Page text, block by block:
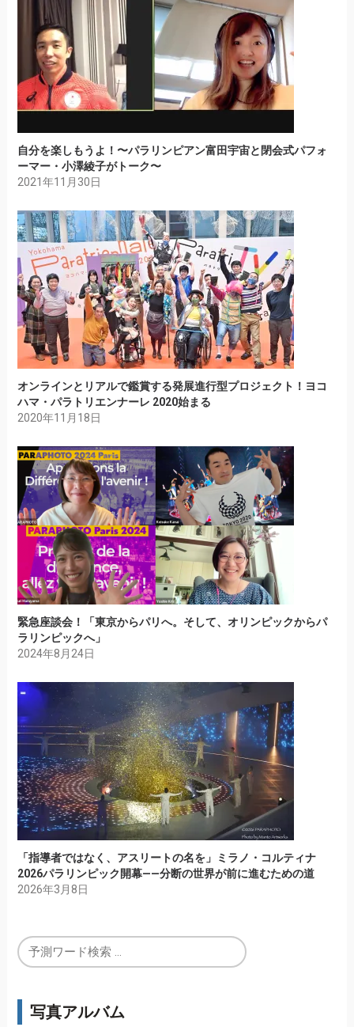
自分を楽しもうよ！〜パラリンピアン富田宇宙と閉会式パフォ
ーマー・小澤綾子がトーク〜
2021年11月30日
オンラインとリアルで鑑賞する発展進行型プロジェクト！ヨコ
ハマ・パラトリエンナーレ 2020始まる
2020年11月18日
緊急座談会！「東京からパリへ。そして、オリンピックからパ
ラリンピックへ」
2024年8月24日
「指導者ではなく、アスリートの名を」ミラノ・コルティナ
2026パラリンピック開幕——分断の世界が前に進むための道
2026年3月8日
写真アルバム